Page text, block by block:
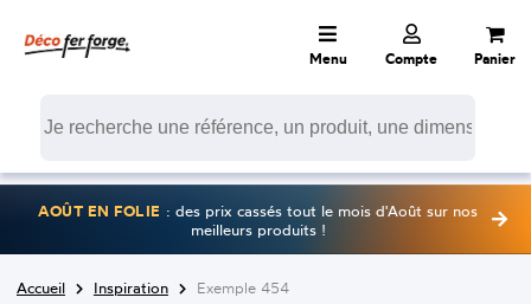
Menu Compte Panier
AOÛT EN FOLIE : des prix cassés tout le mois d'Août sur nos
meilleurs produits !
Accueil Inspiration Exemple 454